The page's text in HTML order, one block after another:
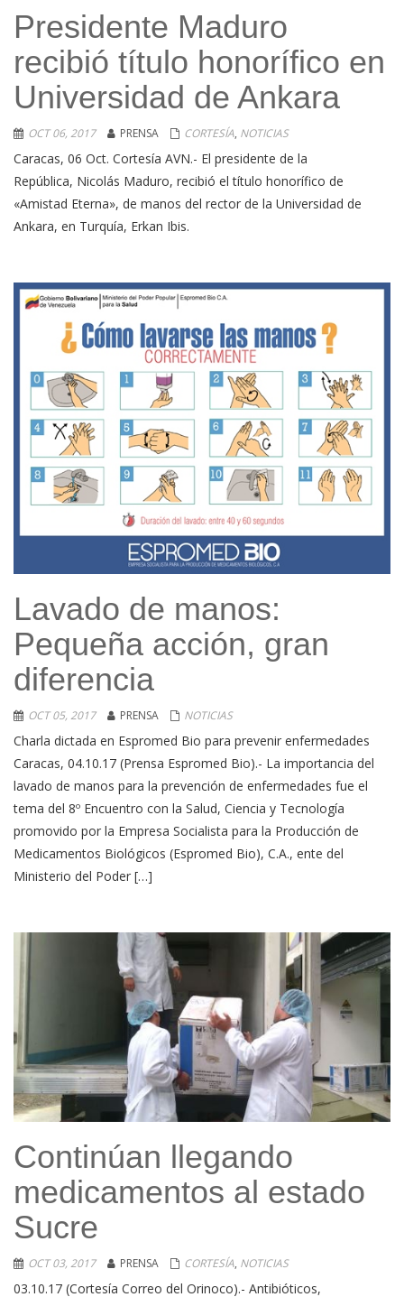
Presidente Maduro
recibió título honorífico en
Universidad de Ankara
OCT 06, 2017 PRENSA CORTESÍA, NOTICIAS
Caracas, 06 Oct. Cortesía AVN.- El presidente de la
República, Nicolás Maduro, recibió el título honorífico de
«Amistad Eterna», de manos del rector de la Universidad de
Ankara, en Turquía, Erkan Ibis.
Lavado de manos:
Pequeña acción, gran
diferencia
OCT 05, 2017 PRENSA NOTICIAS
Charla dictada en Espromed Bio para prevenir enfermedades
Caracas, 04.10.17 (Prensa Espromed Bio).- La importancia del
lavado de manos para la prevención de enfermedades fue el
tema del 8º Encuentro con la Salud, Ciencia y Tecnología
promovido por la Empresa Socialista para la Producción de
Medicamentos Biológicos (Espromed Bio), C.A., ente del
Ministerio del Poder […]
Continúan llegando
medicamentos al estado
Sucre
OCT 03, 2017 PRENSA CORTESÍA, NOTICIAS
03.10.17 (Cortesía Correo del Orinoco).- Antibióticos,